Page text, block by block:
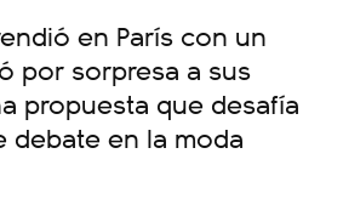
en París con un
por sorpresa a sus
propuesta que desafía
debate en la moda